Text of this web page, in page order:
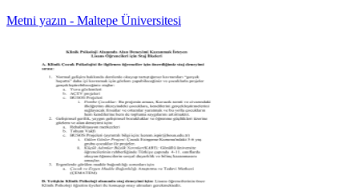
Metni yazın - Maltepe Üniversitesi